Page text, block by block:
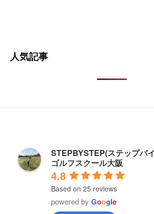
人気記事
STEPBYSTEP(ステップバ
ゴルフスクール大阪
4.8
Based on 25 reviews
powered by Google